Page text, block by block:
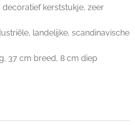
kerststukje, zeer
landelijke, scandinavische
37 cm breed, 8 cm diep